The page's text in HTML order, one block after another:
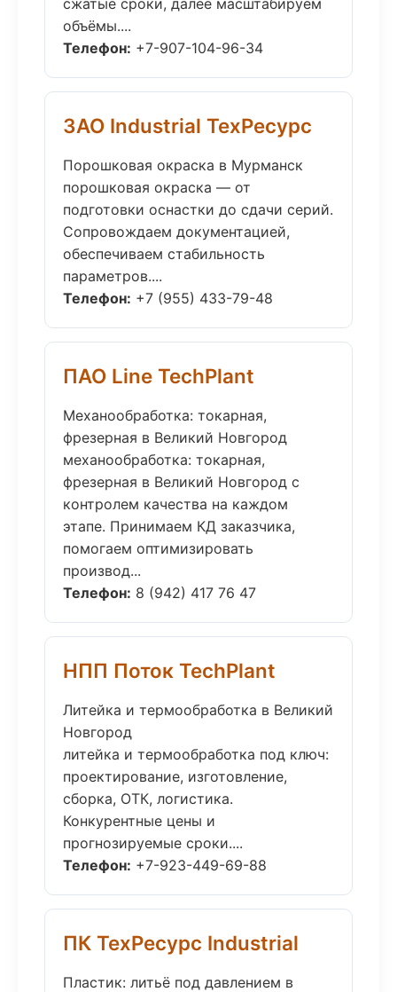
сжатые сроки, далее масштабируем
объёмы....
Телефон: +7-907-104-96-34
ЗАО Industrial ТехРесурс
Порошковая окраска в Мурманск
порошковая окраска — от
подготовки оснастки до сдачи серий.
Сопровождаем документацией,
обеспечиваем стабильность
параметров....
Телефон: +7 (955) 433-79-48
ПАО Line TechPlant
Механообработка: токарная,
фрезерная в Великий Новгород
механообработка: токарная,
фрезерная в Великий Новгород с
контролем качества на каждом
этапе. Принимаем КД заказчика,
помогаем оптимизировать
производ...
Телефон: 8 (942) 417 76 47
НПП Поток TechPlant
Литейка и термообработка в Великий
Новгород
литейка и термообработка под ключ:
проектирование, изготовление,
сборка, ОТК, логистика.
Конкурентные цены и
прогнозируемые сроки....
Телефон: +7-923-449-69-88
ПК ТехРесурс Industrial
Пластик: литьё под давлением в